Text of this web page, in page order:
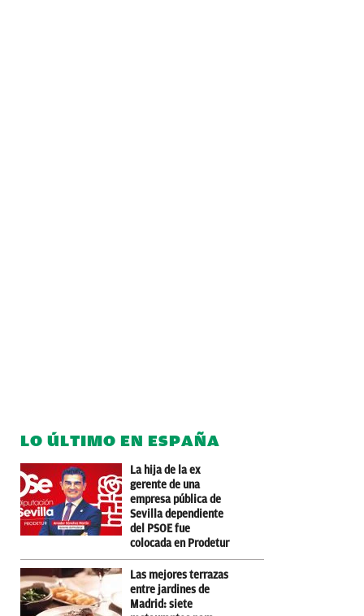
LO ÚLTIMO EN ESPAÑA
La hija de la ex
gerente de una
empresa pública de
Sevilla dependiente
del PSOE fue
colocada en Prodetur
Las mejores terrazas
entre jardines de
Madrid: siete